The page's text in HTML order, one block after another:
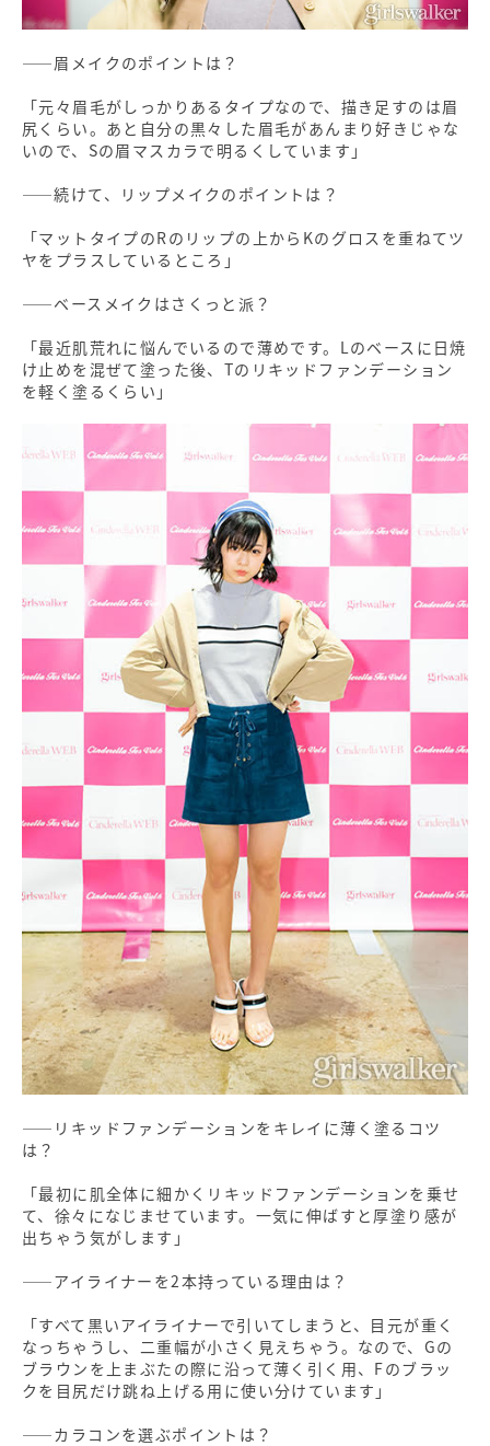
――眉メイクのポイントは？
「元々眉毛がしっかりあるタイプなので、描き足すのは眉
尻くらい。あと自分の黒々した眉毛があんまり好きじゃな
いので、Sの眉マスカラで明るくしています」
――続けて、リップメイクのポイントは？
「マットタイプのRのリップの上からKのグロスを重ねてツ
ヤをプラスしているところ」
――ベースメイクはさくっと派？
「最近肌荒れに悩んでいるので薄めです。Lのベースに日焼
け止めを混ぜて塗った後、Tのリキッドファンデーション
を軽く塗るくらい」
――リキッドファンデーションをキレイに薄く塗るコツ
は？
「最初に肌全体に細かくリキッドファンデーションを乗せ
て、徐々になじませています。一気に伸ばすと厚塗り感が
出ちゃう気がします」
――アイライナーを2本持っている理由は？
「すべて黒いアイライナーで引いてしまうと、目元が重く
なっちゃうし、二重幅が小さく見えちゃう。なので、Gの
ブラウンを上まぶたの際に沿って薄く引く用、Fのブラッ
クを目尻だけ跳ね上げる用に使い分けています」
――カラコンを選ぶポイントは？